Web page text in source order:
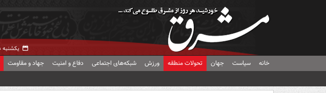
یکشنبه ۱۸ مرداد ۱۴۰۵ -
خانه سیاست جهان تحولات منطقه ورزش شبکه‌های اجتماعی دفاع و امنیت جهاد و مقاومت